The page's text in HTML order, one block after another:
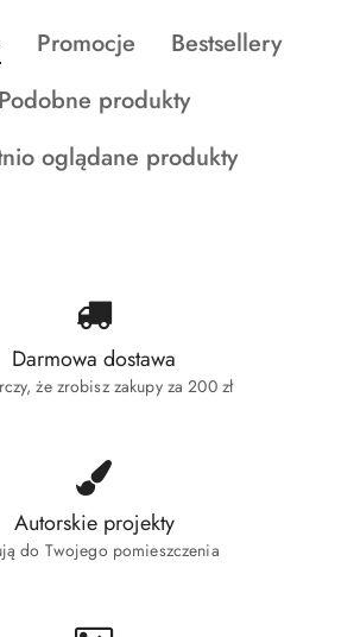
produktów
Produkty
statusie:
Promocje
Produkty
statusie:
Bestsellery
Produkty
Podobne produkty
oglądane produkty
Darmowa dostawa
że zrobisz zakupy za 200 zł
Autorskie projekty
do Twojego pomieszczenia